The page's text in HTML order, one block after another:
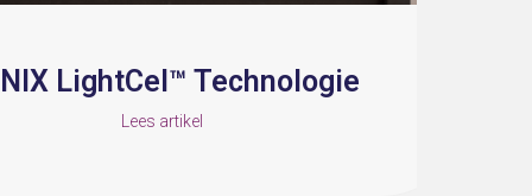
LightCel™ Technologie
Lees artikel